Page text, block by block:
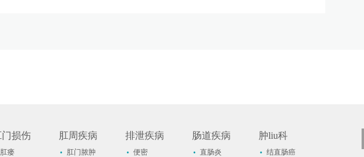
门损伤
肛瘘
肛周疾病
· 肛门脓肿
排泄疾病
· 便密
肠道疾病
· 直肠炎
肿liu科
· 结直肠癌